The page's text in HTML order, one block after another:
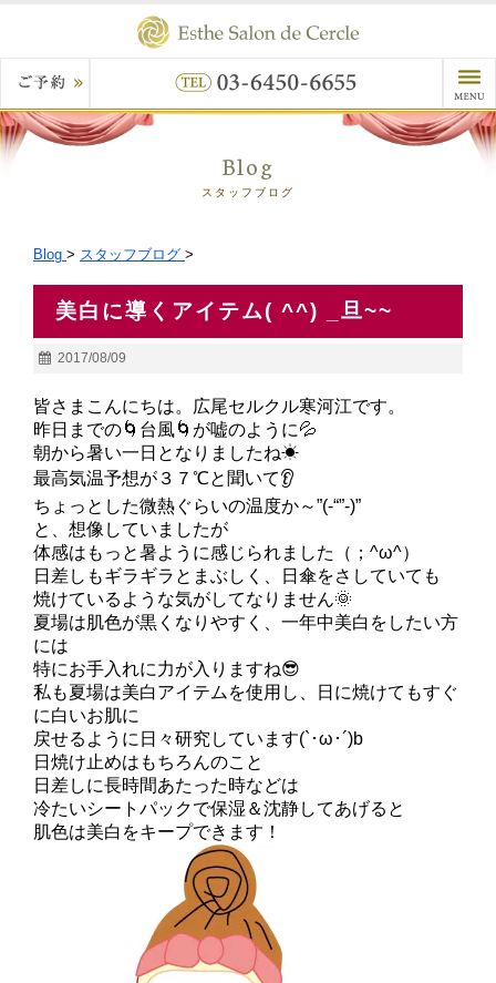
Blog
スタッフブログ
Blog > スタッフブログ >
美白に導くアイテム( ^^) _旦~~
2017/08/09
皆さまこんにちは。広尾セルクル寒河江です。
昨日までの🌀台風🌀が嘘のように💦
朝から暑い一日となりましたね☀
最高気温予想が３７℃と聞いて👂
ちょっとした微熱ぐらいの温度か～”(-“”-)”
と、想像していましたが
体感はもっと暑ように感じられました（；^ω^）
日差しもギラギラとまぶしく、日傘をさしていても
焼けているような気がしてなりません🌞
夏場は肌色が黒くなりやすく、一年中美白をしたい方
には
特にお手入れに力が入りますね😎
私も夏場は美白アイテムを使用し、日に焼けてもすぐ
に白いお肌に
戻せるように日々研究しています(`･ω･´)b
日焼け止めはもちろんのこと
日差しに長時間あたった時などは
冷たいシートパックで保湿＆沈静してあげると
肌色は美白をキープできます！